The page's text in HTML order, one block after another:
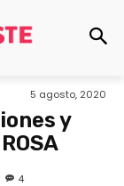
5 agosto, 2020
y
4